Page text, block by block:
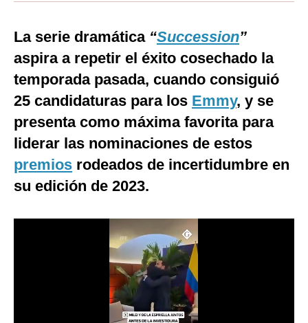
España
Internacional
Tecnología
Club del Suscriptor
Mix
La serie dramática “Succession”
aspira a repetir el éxito cosechado la
temporada pasada, cuando consiguió
25 candidaturas para los Emmy, y se
presenta como máxima favorita para
liderar las nominaciones de estos
premios rodeados de incertidumbre en
su edición de 2023.